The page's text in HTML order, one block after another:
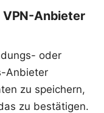
Anbieter
oder
Anbieter
zu speichern,
zu bestätigen.